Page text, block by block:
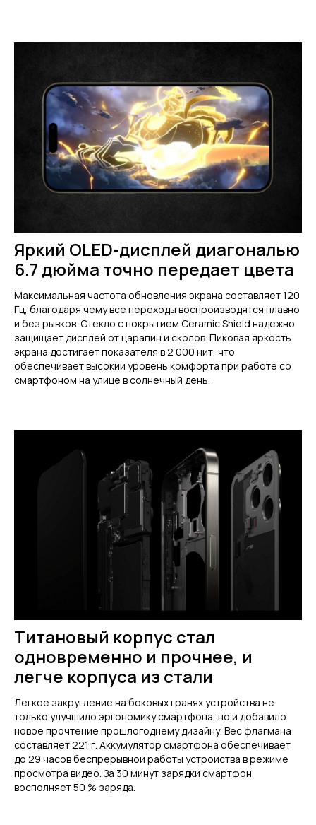
Яркий OLED-дисплей диагональю
6.7 дюйма точно передает цвета
Максимальная частота обновления экрана составляет 120
Гц, благодаря чему все переходы воспроизводятся плавно
и без рывков. Стекло с покрытием Ceramic Shield надежно
защищает дисплей от царапин и сколов. Пиковая яркость
экрана достигает показателя в 2 000 нит, что
обеспечивает высокий уровень комфорта при работе со
смартфоном на улице в солнечный день.
Титановый корпус стал
одновременно и прочнее, и
легче корпуса из стали
Легкое закругление на боковых гранях устройства не
только улучшило эргономику смартфона, но и добавило
новое прочтение прошлогоднему дизайну. Вес флагмана
составляет 221 г. Аккумулятор смартфона обеспечивает
до 29 часов беспрерывной работы устройства в режиме
просмотра видео. За 30 минут зарядки смартфон
восполняет 50 % заряда.